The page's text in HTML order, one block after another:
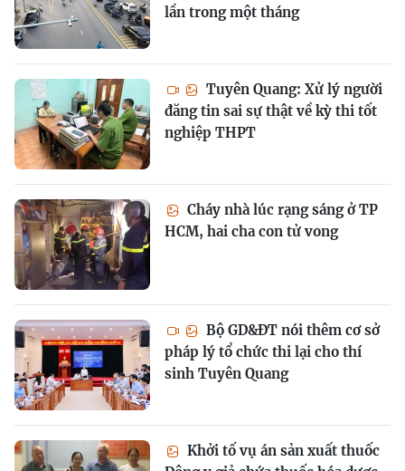
lần trong một tháng
Tuyên Quang: Xử lý người
đăng tin sai sự thật về kỳ thi tốt
nghiệp THPT
Cháy nhà lúc rạng sáng ở TP
HCM, hai cha con tử vong
Bộ GD&ĐT nói thêm cơ sở
pháp lý tổ chức thi lại cho thí
sinh Tuyên Quang
Khởi tố vụ án sản xuất thuốc